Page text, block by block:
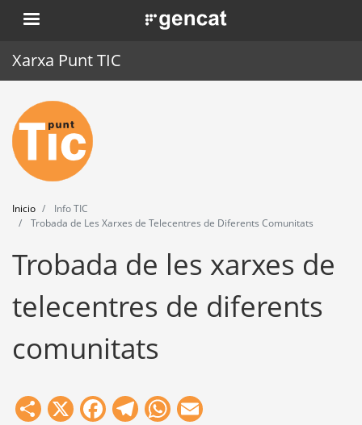
Pasar
al
. Obre en una nova finestra.
Xarxa Punt TIC
Inicio
Punt TIC
Actualidad
Agenda
Formación
Herramientas
Inicio
Info TIC
Trobada de Les Xarxes de Telecentres de Diferents Comunitats
Trobada de les xarxes de
telecentres de diferents
comunitats
Share
X Facebook
Telegram
WhatsApp